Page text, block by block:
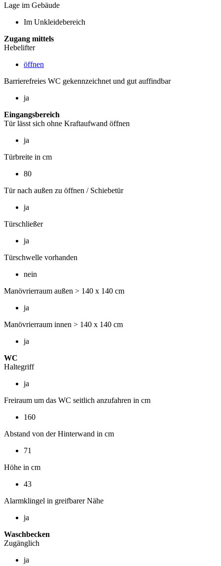
Lage im Gebäude
Im Unkleidebereich
Zugang mittels
Hebelifter
öffnen
Barrierefreies WC gekennzeichnet und gut auffindbar
ja
Eingangsbereich
Tür lässt sich ohne Kraftaufwand öffnen
ja
Türbreite in cm
80
Tür nach außen zu öffnen / Schiebetür
ja
Türschließer
ja
Türschwelle vorhanden
nein
Manövrierraum außen > 140 x 140 cm
ja
Manövrierraum innen > 140 x 140 cm
ja
WC
Haltegriff
ja
Freiraum um das WC seitlich anzufahren in cm
160
Abstand von der Hinterwand in cm
71
Höhe in cm
43
Alarmklingel in greifbarer Nähe
ja
Waschbecken
Zugänglich
ja